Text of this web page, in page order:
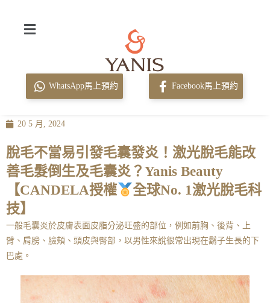
WhatsApp馬上預約 Facebook馬上預約
20 5 月, 2024
脫毛不當易引發毛囊發炎！激光脫毛能改
善毛髮倒生及毛囊炎？Yanis Beauty
【CANDELA授權
全球No. 1激光脫毛科
技】
一般毛囊炎於皮膚表面皮脂分泌旺盛的部位，例如前胸、後背、上
臂、肩膀、臉頰、頭皮與臀部，以男性來說很常出現在鬍子生長的下
巴處。